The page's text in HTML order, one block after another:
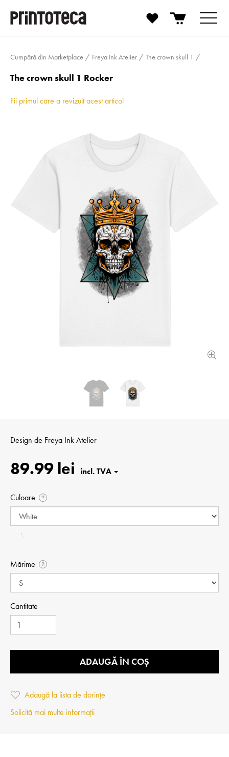
Cumpără din Marketplace Freya Ink Atelier The crown skull 1
The crown skull 1 Rocker
Fii primul care a revizuit acest articol
Design de Freya Ink Atelier
89.99 lei
Culoare ?
Mărime ?
Cantitate
ADAUGĂ ÎN COȘ
Adaugă la lista de dorințe
Solicită mai multe informații